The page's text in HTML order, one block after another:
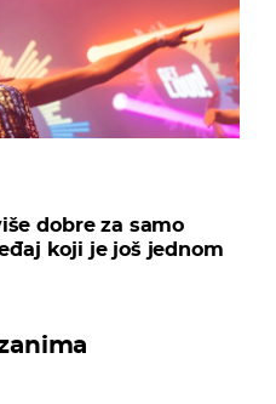
dobre za samo
koji je još jednom